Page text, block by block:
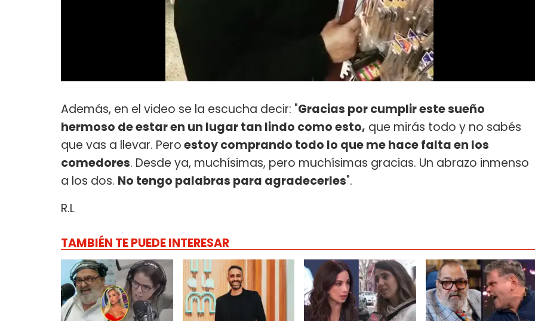
Además, en el video se la escucha decir: "Gracias por cumplir este sueño
hermoso de estar en un lugar tan lindo como esto, que mirás todo y no sabés
que vas a llevar. Peroestoy comprando todo lo que me hace falta en los
comedores. Desde ya, muchísimas, pero muchísimas gracias. Un abrazo inmenso
a los dos. No tengo palabras para agradecerles".
R.L
TAMBIÉN TE PUEDE INTERESAR